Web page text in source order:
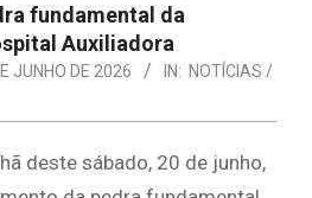
fundamental da
Auxiliadora
JUNHO DE 2026 IN: NOTÍCIAS /
deste sábado, 20 de junho,